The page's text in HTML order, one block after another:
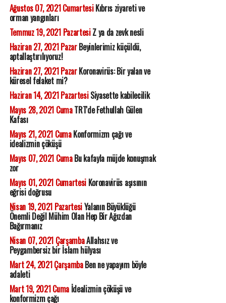
Ağustos 07, 2021 CumartesiKıbrıs ziyareti ve
orman yangınları
Temmuz 19, 2021 PazartesiZ ya da zevk nesli
Haziran 27, 2021 PazarBeyinlerimiz küçüldü,
aptallaştırılıyoruz!
Haziran 27, 2021 PazarKoronavirüs: Bir yalan ve
küresel felaket mi?
Haziran 14, 2021 PazartesiSiyasette kabilecilik
Mayıs 28, 2021 CumaTRT'de Fethullah Gülen
Kafası
Mayıs 21, 2021 CumaKonformizm çağı ve
idealizmin çöküşü
Mayıs 07, 2021 CumaBu kafayla müjde konuşmak
zor
Mayıs 01, 2021 CumartesiKoronavirüs aşısının
eğrisi doğrusu
Nisan 19, 2021 PazartesiYalanın Büyüklüğü
Önemli Değil Mühim Olan Hep Bir Ağızdan
Bağırmanız
Nisan 07, 2021 ÇarşambaAllahsız ve
Peygambersiz bir İslam hülyası
Mart 24, 2021 ÇarşambaBen ne yapayım böyle
adaleti
Mart 19, 2021 Cumaİdealizmin çöküşü ve
konformizm çağı